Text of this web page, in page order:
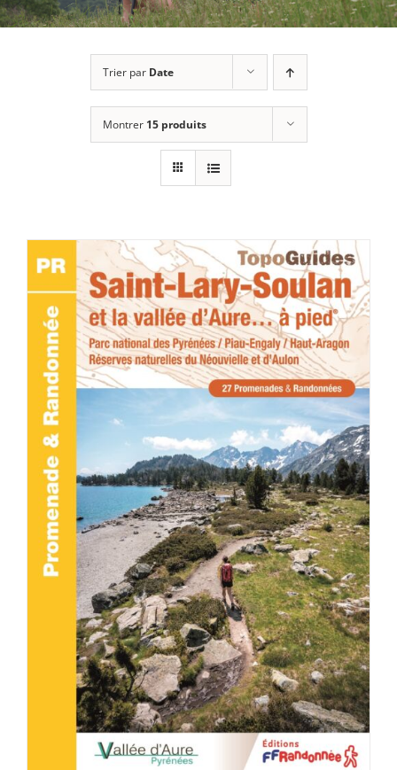
Trier par Date
Montrer 15 produits
ACHETER LE PRODUIT / DÉTAILS